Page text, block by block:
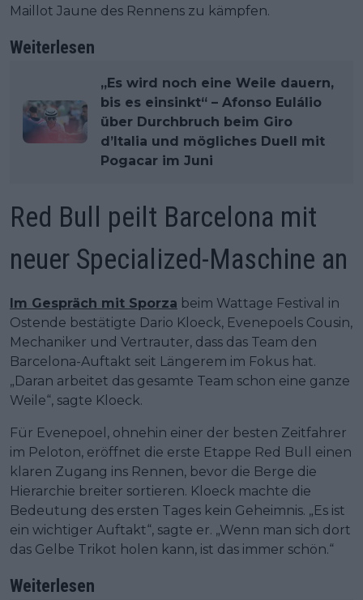
Maillot Jaune des Rennens zu kämpfen.
Weiterlesen
„Es wird noch eine Weile dauern,
bis es einsinkt“ – Afonso Eulálio
über Durchbruch beim Giro
d’Italia und mögliches Duell mit
Pogacar im Juni
Red Bull peilt Barcelona mit
neuer Specialized-Maschine an
Im Gespräch mit Sporza beim Wattage Festival in
Ostende bestätigte Dario Kloeck, Evenepoels Cousin,
Mechaniker und Vertrauter, dass das Team den
Barcelona-Auftakt seit Längerem im Fokus hat.
„Daran arbeitet das gesamte Team schon eine ganze
Weile“, sagte Kloeck.
Für Evenepoel, ohnehin einer der besten Zeitfahrer
im Peloton, eröffnet die erste Etappe Red Bull einen
klaren Zugang ins Rennen, bevor die Berge die
Hierarchie breiter sortieren. Kloeck machte die
Bedeutung des ersten Tages kein Geheimnis. „Es ist
ein wichtiger Auftakt“, sagte er. „Wenn man sich dort
das Gelbe Trikot holen kann, ist das immer schön.“
Weiterlesen